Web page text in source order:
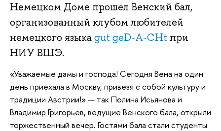
Немецком Доме прошел Венский бал,
организованный клубом любителей
немецкого языкаgut geD-A-CHt при
НИУ ВШЭ.
«Уважаемые дамы и господа! Сегодня Вена на один
день приехала в Москву, привезя с собой культуру и
традиции Австрии!» — так Полина Исьянова и
Владимир Григорьев, ведущие Венского бала, открыли
торжественный вечер. Гостями бала стали студенты